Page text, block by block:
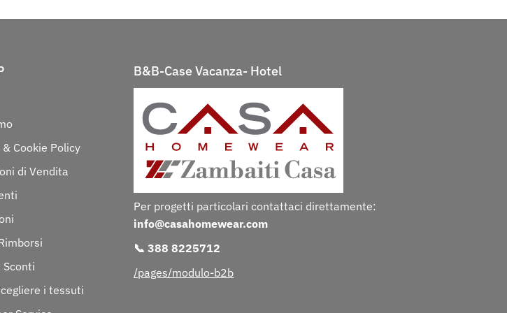
Cookie Policy
di Vendita
Sconti
i tessuti
B&B-Case Vacanza- Hotel
Per progetti particolari contattaci direttamente:
info@casahomewear.com
📞 388 8225712
/pages/modulo-b2b